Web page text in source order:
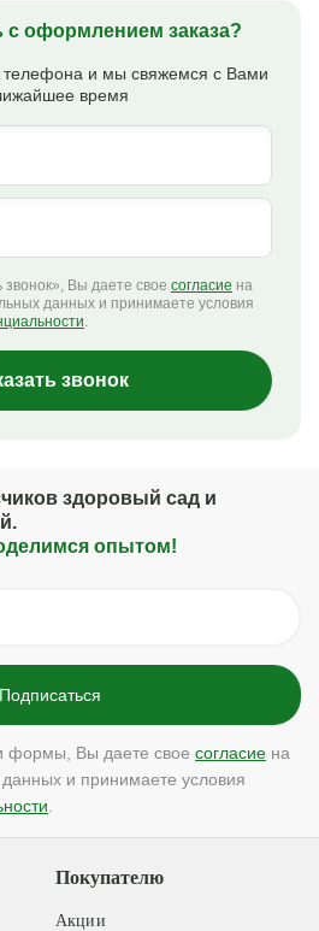
оформлением заказа?
телефона и мы свяжемся с Вами
время
Вы даете свое согласие на
данных и принимаете условия
.
звонок
здоровый сад и
опытом!
формы, Вы даете свое согласие на
и принимаете условия
Покупателю
Акции